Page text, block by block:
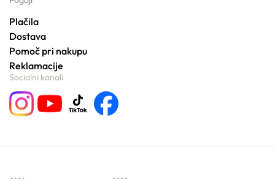
Plačila
Dostava
Pomoč pri nakupu
Reklamacije
Socialni kanali